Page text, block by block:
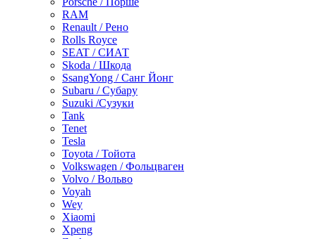
RAM
Renault / Рено
Rolls Royce
SEAT / СИАТ
Skoda / Шкода
SsangYong / Санг Йонг
Subaru / Субару
Suzuki /Сузуки
Tank
Tenet
Tesla
Toyota / Тойота
Volkswagen / Фольцваген
Volvo / Вольво
Voyah
Wey
Xiaomi
Xpeng